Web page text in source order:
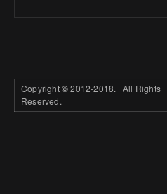
Copyright©2012-2018. All Rights
Reserved.